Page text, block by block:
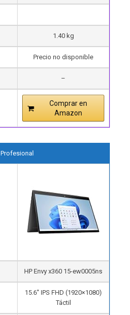
1.40 kg
Precio no disponible
–
Comprar en
Amazon
Profesional
HP Envy x360 15-ew0005ns
15.6″ IPS FHD (1920×1080)
Táctil